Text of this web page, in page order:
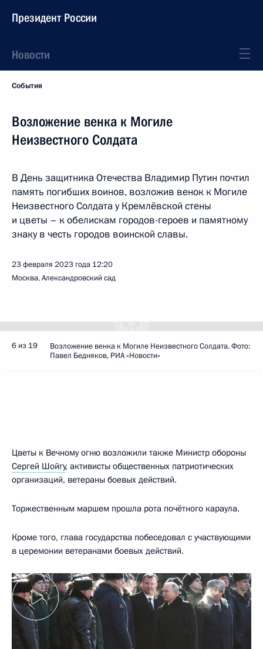
Президент России
Новости
События
Возложение венка к Могиле
Неизвестного Солдата
В День защитника Отечества Владимир Путин почтил
память погибших воинов, возложив венок к Могиле
Неизвестного Солдата у Кремлёвской стены
и цветы – к обелискам городов-героев и памятному
знаку в честь городов воинской славы.
23 февраля 2023 года 12:20
Москва, Александровский сад
6 из 19
Возложение венка к Могиле Неизвестного Солдата. Фото:
Павел Бедняков, РИА «Новости»
Цветы к Вечному огню возложили также Министр обороны
Сергей Шойгу, активисты общественных патриотических
организаций, ветераны боевых действий.
Торжественным маршем прошла рота почётного караула.
Кроме того, глава государства побеседовал с участвующими
в церемонии ветеранами боевых действий.